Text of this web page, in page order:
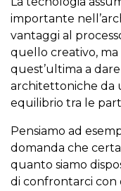
importante
vantaggi al
quello creativo, ma
quest’ultima a
architettoniche da
equilibrio tra le
Pensiamo ad
domanda che
quanto siamo
di confrontarci con